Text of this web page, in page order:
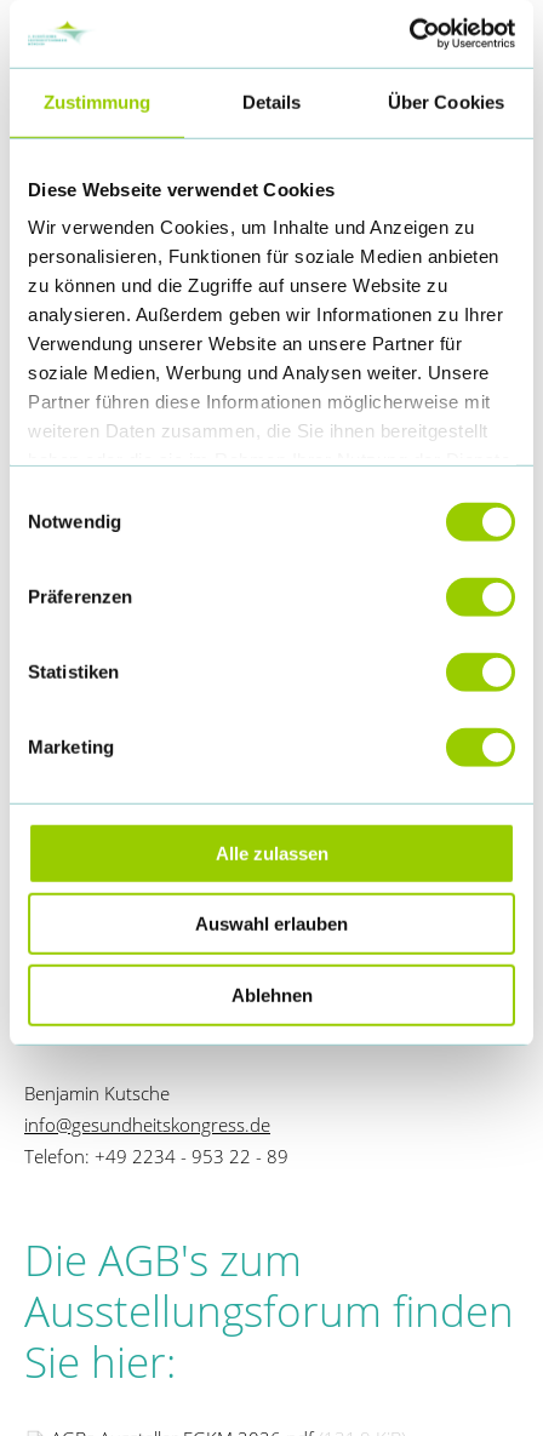
Zustimmung Details Über Cookies
Diese Webseite verwendet Cookies
Wir verwenden Cookies, um Inhalte und Anzeigen zu
personalisieren, Funktionen für soziale Medien anbieten
zu können und die Zugriffe auf unsere Website zu
analysieren. Außerdem geben wir Informationen zu Ihrer
Verwendung unserer Website an unsere Partner für
soziale Medien, Werbung und Analysen weiter. Unsere
Partner führen diese Informationen möglicherweise mit
weiteren Daten zusammen, die Sie ihnen bereitgestellt
Notwendig
Präferenzen
Statistiken
Marketing
Alle zulassen
Auswahl erlauben
Ablehnen
Buchung der Standfläche
⇒ Standpreis:
angegebenen Leistungen. Sollten Sie zusätzlich noch
den richtigen Partner zu finden.
Zusatzpakete
Veröffentlichungspaket zum Preis von 450,00 € zzgl. 19%
MwSt.
Veröffentlichung Ihrer URL- und E-Mailadresse im
den Kongressunterlagen vor Ort
Veröffentlichung des Firmenlogos, sowie
Unternehmensprofils (Kurzbeschreibung max. 300
Zeichen inkl. Leerzeichen) im Ausstellungsverzeichnis in
der Kongress-App, sowie in den Kongressunterlagen vor
Reservierung einer Fläche zur Auslage von Prospektmaterial
Exemplare, max. DIN A4 Format.
Die Auslage des Informationsmaterials erfolgt auf den
Auslagetischen im Foyer im Ausstellungsforum.
Bei Rückfragen wenden Sie sich bitte an:
Benjamin Kutsche
info@gesundheitskongress.de
Telefon: +49 2234 - 953 22 - 89
Die AGB's zum
Ausstellungsforum finden
Sie hier: